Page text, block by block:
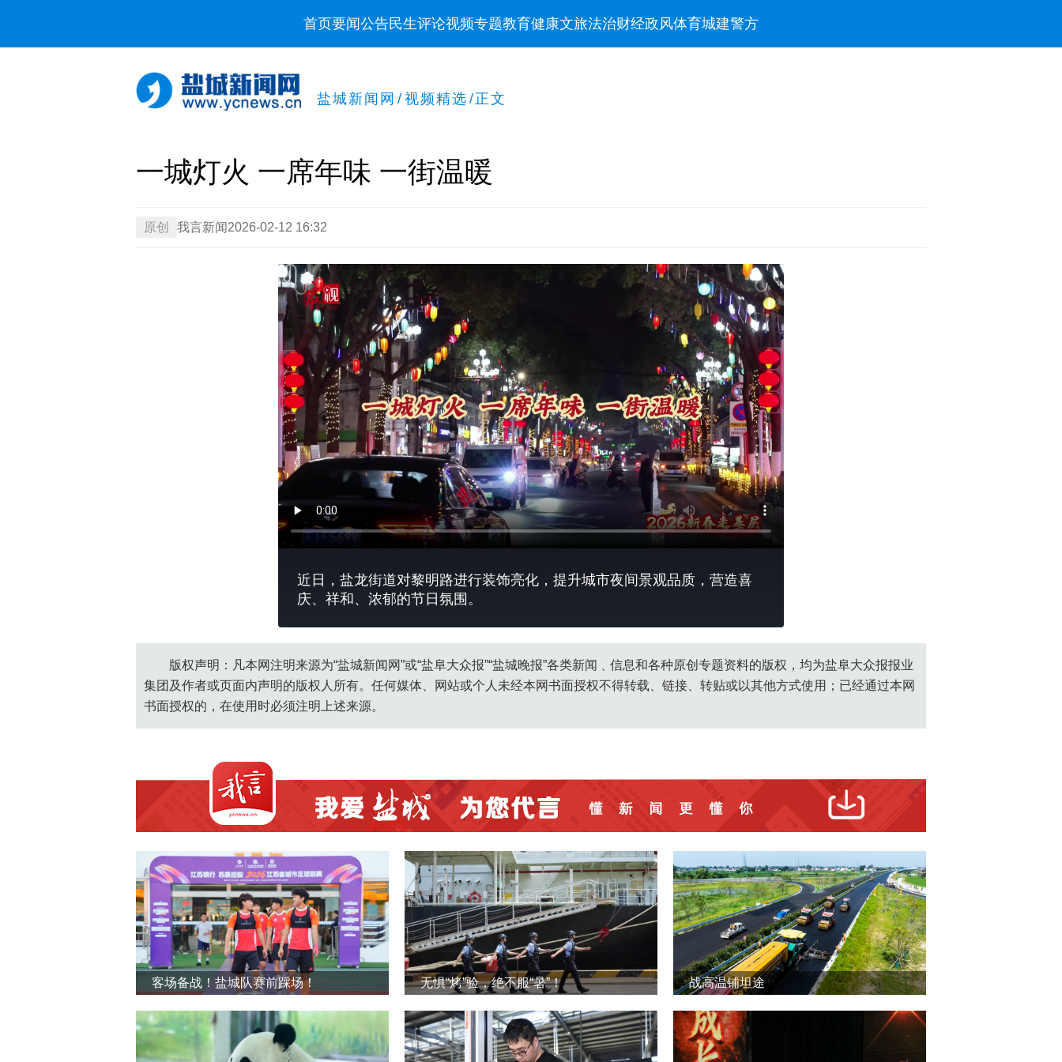
首页要闻公告民生评论视频专题教育健康文旅法治财经政风体育城建警方
盐城新闻网 / 视频精选 /正文
一城灯火 一席年味 一街温暖
原创 我言新闻 2026-02-12 16:32
近日，盐龙街道对黎明路进行装饰亮化，提升城市夜间景观品质，营造喜
庆、祥和、浓郁的节日氛围。
版权声明：凡本网注明来源为“盐城新闻网”或“盐阜大众报”“盐城晚报”各类新闻﹑信息和各种原创专题资料的版权，均为盐阜大众报报业
集团及作者或页面内声明的版权人所有。任何媒体、网站或个人未经本网书面授权不得转载、链接、转贴或以其他方式使用；已经通过本网
书面授权的，在使用时必须注明上述来源。
客场备战！盐城队赛前踩场！ 无惧“烤”验，绝不服“暑”！ 战高温铺坦途